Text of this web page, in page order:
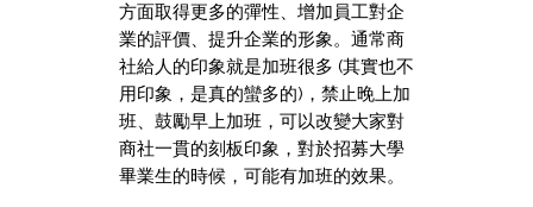
方面取得更多的彈性、增加員工對企
業的評價、提升企業的形象。通常商
社給人的印象就是加班很多 (其實也不
用印象，是真的蠻多的)，禁止晚上加
班、鼓勵早上加班，可以改變大家對
商社一貫的刻板印象，對於招募大學
畢業生的時候，可能有加班的效果。